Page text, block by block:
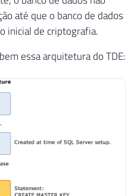
até que o banco de dados
inicial de criptografia.
essa arquitetura do TDE: